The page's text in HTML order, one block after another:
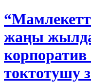
жаңы
токтотушу